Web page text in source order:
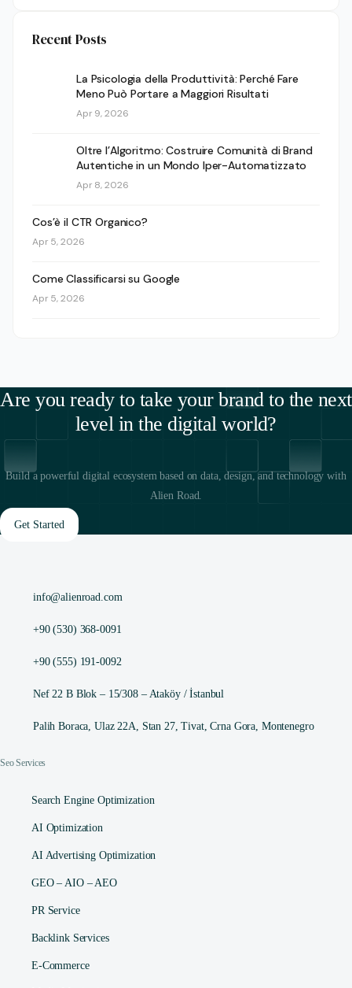
Recent Posts
La Psicologia della Produttività: Perché Fare
Meno Può Portare a Maggiori Risultati
Apr 9, 2026
Oltre l’Algoritmo: Costruire Comunità di Brand
Autentiche in un Mondo Iper-Automatizzato
Apr 8, 2026
Cos’è il CTR Organico?
Apr 5, 2026
Come Classificarsi su Google
Apr 5, 2026
Are you ready to take your brand to the next
level in the digital world?
Build a powerful digital ecosystem based on data, design, and technology with
Alien Road.
Get Started
info@alienroad.com
+90 (530) 368-0091
+90 (555) 191-0092
Nef 22 B Blok – 15/308 – Ataköy / İstanbul
Palih Boraca, Ulaz 22A, Stan 27, Tivat, Crna Gora, Montenegro
Seo Services
Search Engine Optimization
AI Optimization
AI Advertising Optimization
GEO – AIO – AEO
PR Service
Backlink Services
E-Commerce